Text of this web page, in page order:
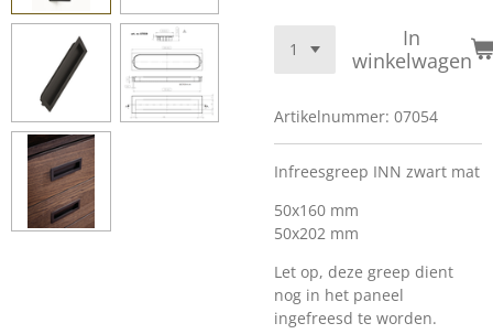
In
winkelwagen
Artikelnummer: 07054
Infreesgreep INN zwart mat
50x160 mm
50x202 mm
Let op, deze greep dient
nog in het paneel
ingefreesd te worden.